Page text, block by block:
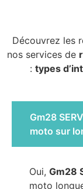
Découvrez les
nos services de
: types
Gm28
moto sur
Oui, Gm28
moto